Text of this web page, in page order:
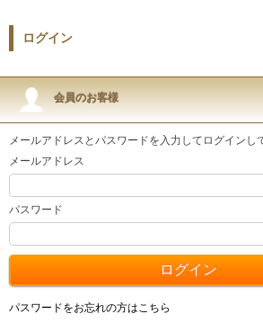
ログイン
会員のお客様
メールアドレスとパスワードを入力してログインし
メールアドレス
パスワード
パスワードをお忘れの方はこちら